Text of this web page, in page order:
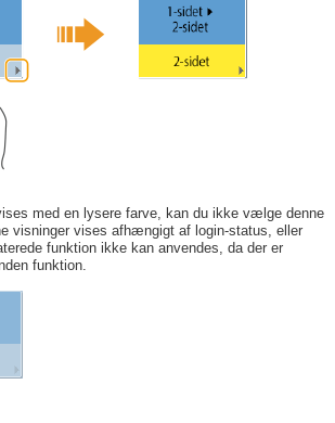
med en lysere farve, kan du ikke vælge denne
visninger vises afhængigt af login-status, eller
funktion ikke kan anvendes, da der er
funktion.